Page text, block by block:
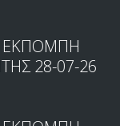
ΕΚΠΟΜΠΗ
28-07-26